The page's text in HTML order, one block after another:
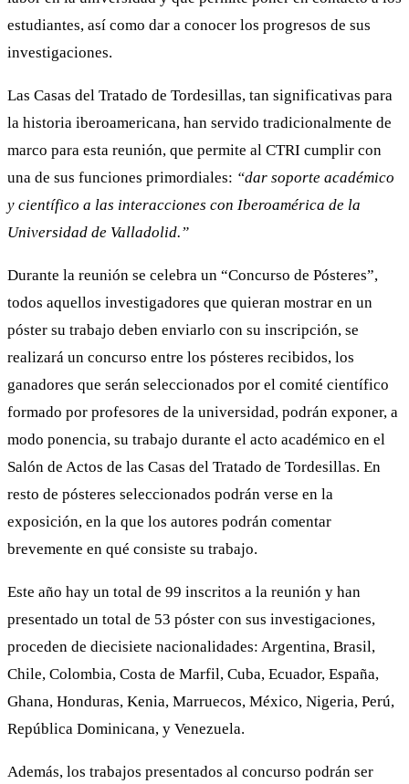
estudiantes, así como dar a conocer los progresos de sus
investigaciones.
Las Casas del Tratado de Tordesillas, tan significativas para
la historia iberoamericana, han servido tradicionalmente de
marco para esta reunión, que permite al CTRI cumplir con
una de sus funciones primordiales: “dar soporte académico
y científico a las interacciones con Iberoamérica de la
Universidad de Valladolid.”
Durante la reunión se celebra un “Concurso de Pósteres”,
todos aquellos investigadores que quieran mostrar en un
póster su trabajo deben enviarlo con su inscripción, se
realizará un concurso entre los pósteres recibidos, los
ganadores que serán seleccionados por el comité científico
formado por profesores de la universidad, podrán exponer, a
modo ponencia, su trabajo durante el acto académico en el
Salón de Actos de las Casas del Tratado de Tordesillas. En
resto de pósteres seleccionados podrán verse en la
exposición, en la que los autores podrán comentar
brevemente en qué consiste su trabajo.
Este año hay un total de 99 inscritos a la reunión y han
presentado un total de 53 póster con sus investigaciones,
proceden de diecisiete nacionalidades: Argentina, Brasil,
Chile, Colombia, Costa de Marfil, Cuba, Ecuador, España,
Ghana, Honduras, Kenia, Marruecos, México, Nigeria, Perú,
República Dominicana, y Venezuela.
Además, los trabajos presentados al concurso podrán ser